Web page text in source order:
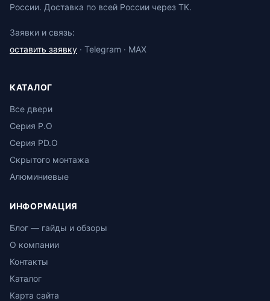
России. Доставка по всей России через ТК.
Заявки и связь:
оставить заявку · Telegram · MAX
КАТАЛОГ
Все двери
Серия P.O
Серия PD.O
Скрытого монтажа
Алюминиевые
ИНФОРМАЦИЯ
Блог — гайды и обзоры
О компании
Контакты
Каталог
Карта сайта